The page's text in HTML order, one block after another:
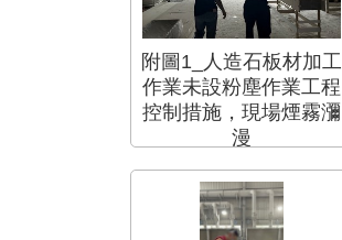
附圖1_人造石板材加工
作業未設粉塵作業工程
控制措施，現場煙霧瀰
漫